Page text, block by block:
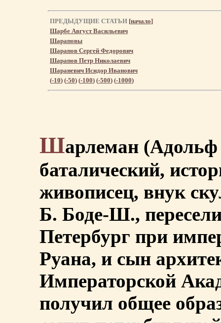
ПРЕДЫДУЩИЕ СТАТЬИ [начало]
Шарбе Август Васильевич
Шараповы
Шарапов Сергей Федорович
Шарапов Петр Николаевич
Шараневич Исидор Иванович
(-10) (-50) (-100) (-500) (-1000)
Шарлеман
баталический,
живописец, внук
Б. Боде-Ш.,
Петербург при
Руана, и сын
Императорской
получил общее